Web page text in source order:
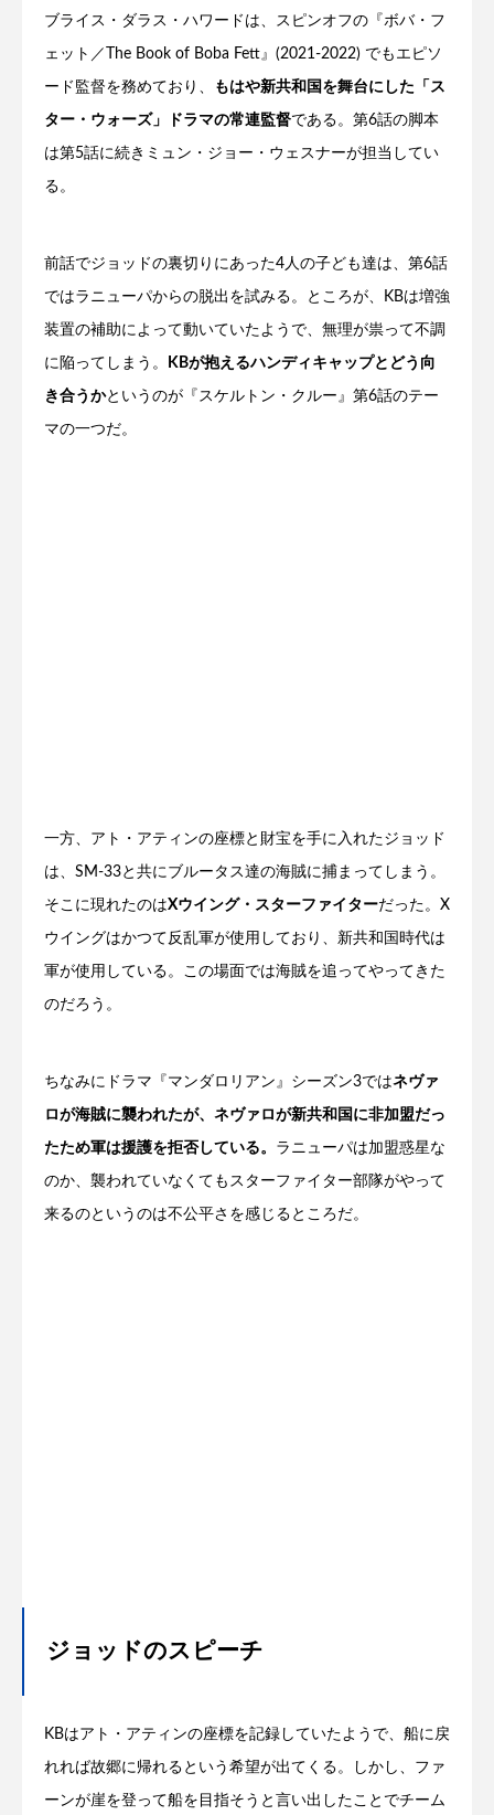
ブライス・ダラス・ハワードは、スピンオフの『ボバ・フ
ェット／The Book of Boba Fett』(2021-2022) でもエピソ
ード監督を務めており、 もはや新共和国を舞台にした「ス
ター・ウォーズ」ドラマの常連監督である。第6話の脚本
は第5話に続きミュン・ジョー・ウェスナーが担当してい
る。
前話でジョッドの裏切りにあった4人の子ども達は、第6話
ではラニューパからの脱出を試みる。ところが、KBは増強
装置の補助によって動いていたようで、無理が祟って不調
に陥ってしまう。 KBが抱えるハンディキャップとどう向
き合うかというのが『スケルトン・クルー』第6話のテー
マの一つだ。
一方、アト・アティンの座標と財宝を手に入れたジョッド
は、SM-33と共にブルータス達の海賊に捕まってしまう。
そこに現れたのはXウイング・スターファイターだった。X
ウイングはかつて反乱軍が使用しており、新共和国時代は
軍が使用している。この場面では海賊を追ってやってきた
のだろう。
ちなみにドラマ『マンダロリアン』シーズン3ではネヴァ
ロが海賊に襲われたが、ネヴァロが新共和国に非加盟だっ
たため軍は援護を拒否している。 ラニューパは加盟惑星な
のか、襲われていなくてもスターファイター部隊がやって
来るのというのは不公平さを感じるところだ。
ジョッドのスピーチ
KBはアト・アティンの座標を記録していたようで、船に戻
れれば故郷に帰れるという希望が出てくる。しかし、ファ
ーンが崖を登って船を目指そうと言い出したことでチーム